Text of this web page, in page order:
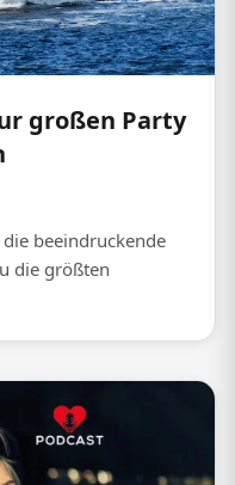
großen Party
die beeindruckende
die größten